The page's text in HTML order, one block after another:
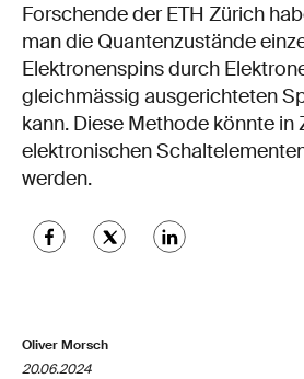
Forschende der ETH Zürich
man die Quantenzustände
Elektronenspins durch
gleichmässig ausgerichteten
kann. Diese Methode könnte in
elektronischen
werden.
Oliver Morsch
20.06.2024